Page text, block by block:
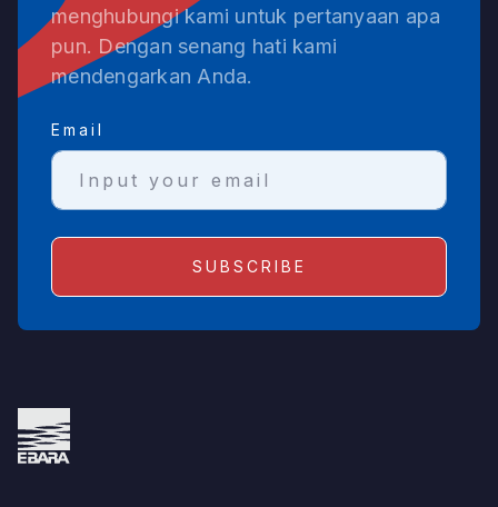
menghubungi kami untuk pertanyaan apa
pun. Dengan senang hati kami
mendengarkan Anda.
Email